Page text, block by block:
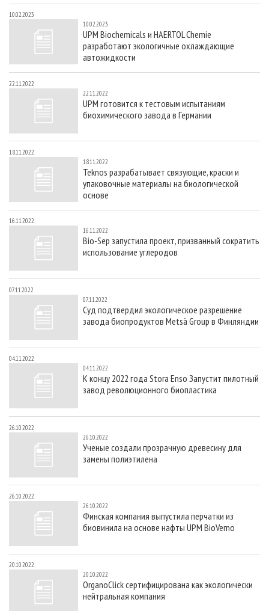
10.02.2023
10.02.2023
UPM Biochemicals и HAERTOL Chemie
разработают экологичные охлаждающие
автожидкости
22.11.2022
22.11.2022
UPM готовится к тестовым испытаниям
биохимического завода в Германии
18.11.2022
18.11.2022
Teknos разрабатывает связующие, краски и
упаковочные материалы на биологической
основе
16.11.2022
16.11.2022
Bio-Sep запустила проект, призванный сократить
использование углеродов
07.11.2022
07.11.2022
Суд подтвердил экологическое разрешение
завода биопродуктов Metsä Group в Финляндии
04.11.2022
04.11.2022
К концу 2022 года Stora Enso Запустит пилотный
завод революционного биопластика
26.10.2022
26.10.2022
Ученые создали прозрачную древесину для
замены полиэтилена
26.10.2022
26.10.2022
Финская компания выпустила перчатки из
биовинила на основе нафты UPM BioVerno
20.10.2022
20.10.2022
OrganoClick сертифицирована как экологически
нейтральная компания